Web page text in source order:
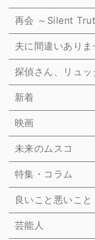
再会 ～Silent
夫に間違いありま
探偵さん、リュッ
新着
映画
未来のムスコ
特集・コラム
良いこと悪いこと
芸能人